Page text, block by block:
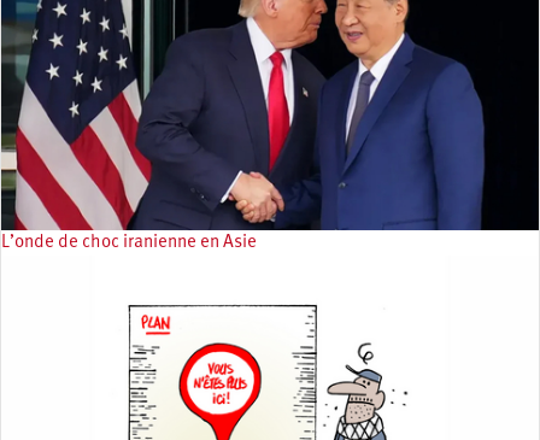
L’onde de choc iranienne en Asie